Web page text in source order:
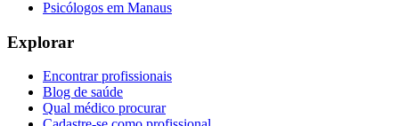
Psicólogos em Manaus
Explorar
Encontrar profissionais
Blog de saúde
Qual médico procurar